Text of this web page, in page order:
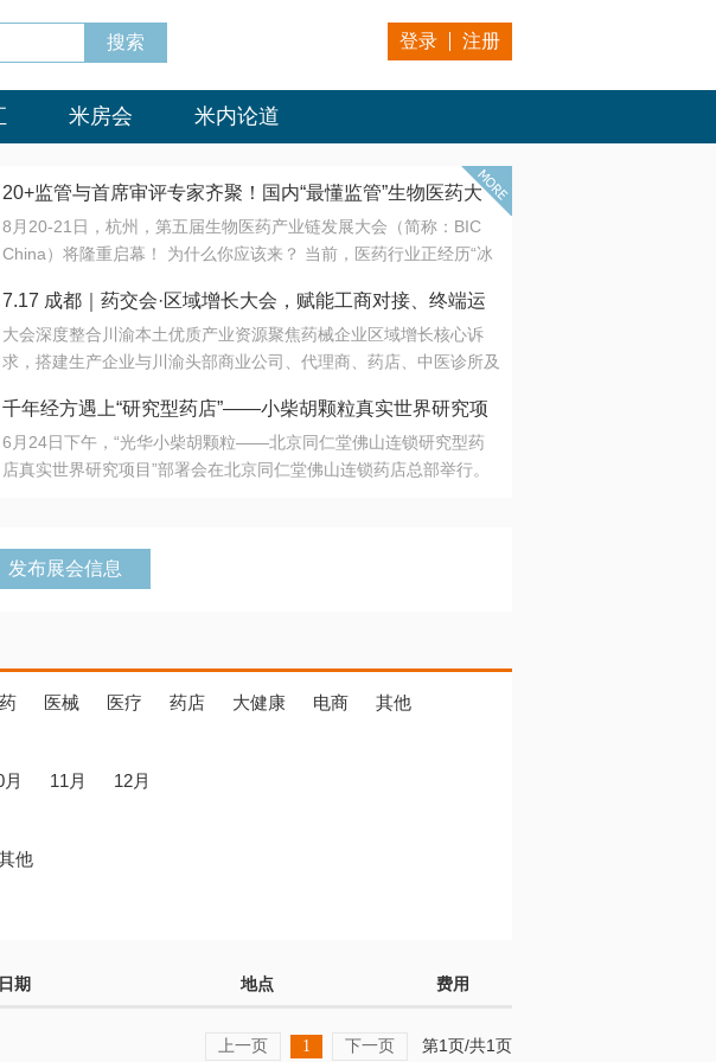
登录 注册
米房会 米内论道
成都｜药交会·区域增长大会，赋能工商对接、终端运营
20+监管与首席审评专家齐聚！国内“最懂监管”生物医药大
会8月开幕！
8月20-21日，杭州，第五届生物医药产业链发展大会（简称：BIC
China）将隆重启幕！ 为什么你应该来？ 当前，医药行业正经历“冰
法正重新定义研发效率；另一端是创新药“最后一公里”的支付与入院
难题，呼唤更成熟的产业生态。 同质化“内卷”已无出路，全产业链协
同与出海能力建设才是破局关键。 本届大会以 “重构生态，定义未
算力突围；从中药创新、复杂药物制剂、CGT、多肽与小核酸的技
术攻坚，到CDMO的柔性智造。 我们致力于打破壁垒，让“实验
室”与“生产线”、“研发端”与“支付端”深度对话，更让监管、产业、资
7.17 成都｜药交会·区域增长大会，赋能工商对接、终端运
营
大会深度整合川渝本土优质产业资源聚焦药械企业区域增长核心诉
求，搭建生产企业与川渝头部商业公司、代理商、药店、中医诊所及
域增量份额夯实西南市场战略布局
千年经方遇上“研究型药店”——小柴胡颗粒真实世界研究项
目在北京同仁堂佛山连锁启动
6月24日下午，“光华小柴胡颗粒——北京同仁堂佛山连锁研究型药
店真实世界研究项目”部署会在北京同仁堂佛山连锁药店总部举行。
发布展会信息
医械 医疗 药店 大健康 电商
其他
月 11月
12月
他
日期 地点 费用
上一页 1 下一页 第1页/共1页